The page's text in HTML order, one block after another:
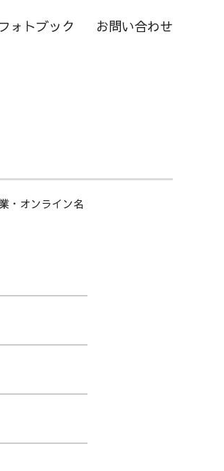
フォトブック お問い合わせ
・オンライン名